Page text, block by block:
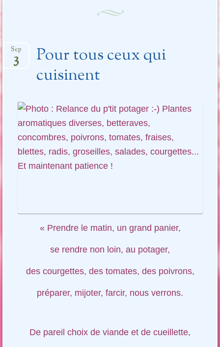
Pour tous ceux qui
cuisinent
Sep
3
« Prendre le matin, un grand panier,
se rendre non loin, au potager,
des courgettes, des tomates, des poivrons,
préparer, mijoter, farcir, nous verrons.
De pareil choix de viande et de cueillette,